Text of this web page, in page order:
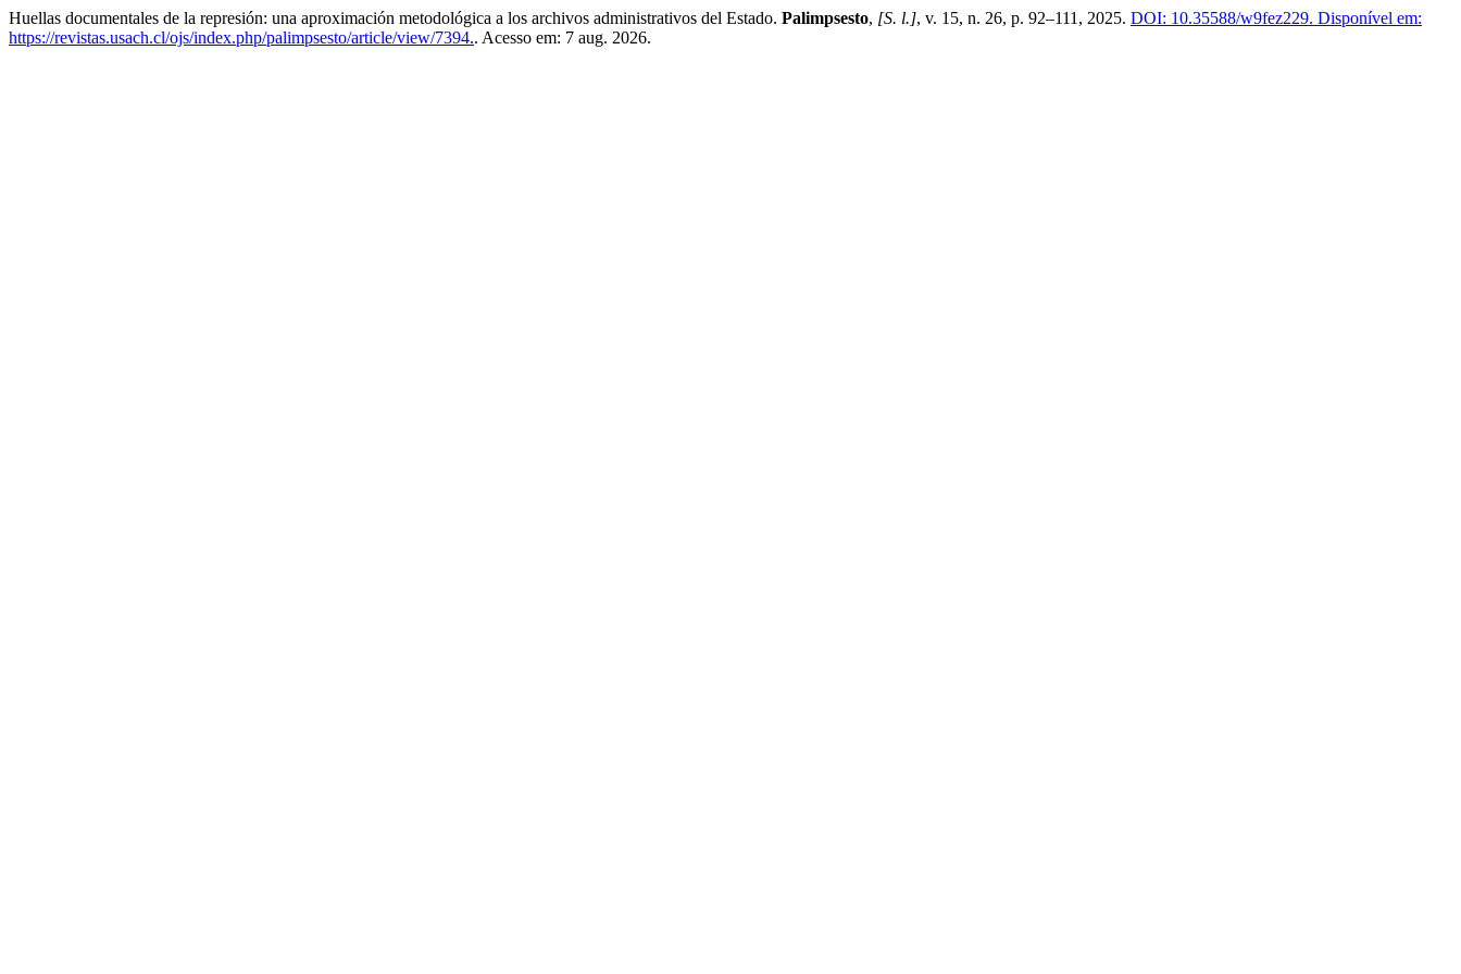
Huellas documentales de la represión: una aproximación metodológica a los archivos administrativos del Estado. Palimpsesto, [S. l.], v. 15, n. 26, p. 92–111, 2025. DOI: 10.35588/w9fez229. Disponível em:
https://revistas.usach.cl/ojs/index.php/palimpsesto/article/view/7394.. Acesso em: 7 aug. 2026.